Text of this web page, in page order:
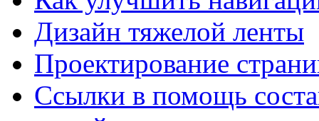
Дизайн тяжелой ленты
Проектирование
Ссылки в помощь